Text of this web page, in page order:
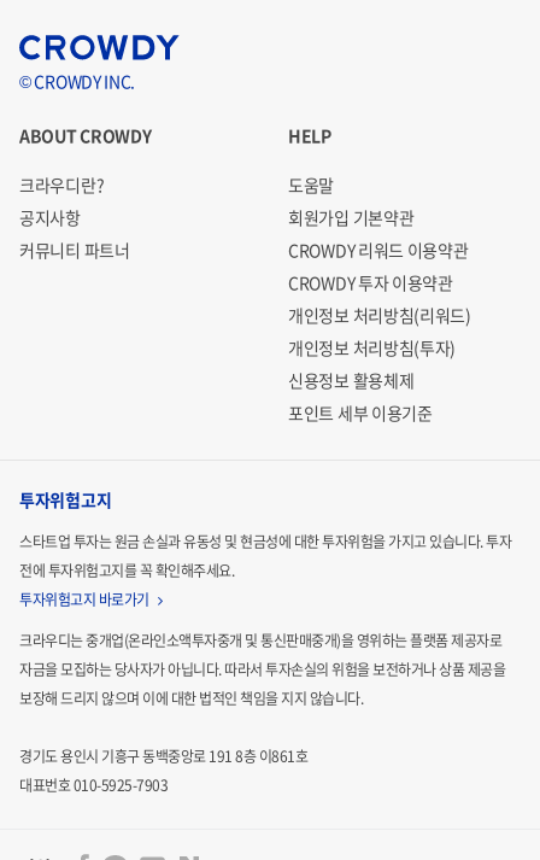
© CROWDY INC.
ABOUT CROWDY
크라우디란?
공지사항
커뮤니티 파트너
HELP
도움말
회원가입 기본약관
CROWDY 리워드 이용약관
CROWDY 투자 이용약관
개인정보 처리방침(리워드)
개인정보 처리방침(투자)
신용정보 활용체제
포인트 세부 이용기준
투자위험고지
스타트업 투자는 원금 손실과 유동성 및 현금성에 대한 투자위험을 가지고 있습니다.투자
전에 투자위험고지를 꼭 확인해주세요.
투자위험고지 바로가기
크라우디는 중개업(온라인소액투자중개 및 통신판매중개)을 영위하는 플랫폼 제공자로
자금을 모집하는당사자가 아닙니다. 따라서 투자손실의 위험을 보전하거나 상품 제공을
보장해 드리지 않으며 이에 대한 법적인 책임을 지지 않습니다.
경기도 용인시 기흥구 동백중앙로 191 8층 이861호
대표번호 010-5925-7903